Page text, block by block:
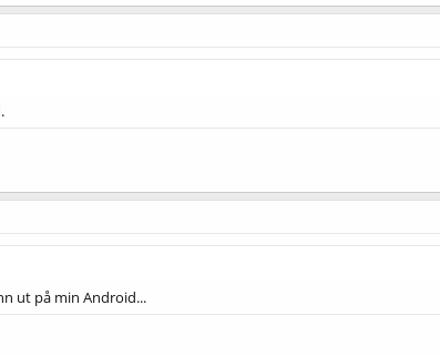
ut på min Android...